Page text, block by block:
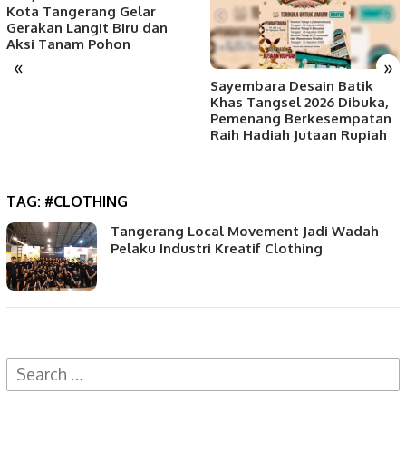
« »
Kota Tangerang Gelar
Gerakan Langit Biru dan
Aksi Tanam Pohon
Sayembara Desain Batik
Khas Tangsel 2026 Dibuka,
Pemenang Berkesempatan
Raih Hadiah Jutaan Rupiah
TAG: #CLOTHING
Tangerang Local Movement Jadi Wadah
Pelaku Industri Kreatif Clothing
Search
for: